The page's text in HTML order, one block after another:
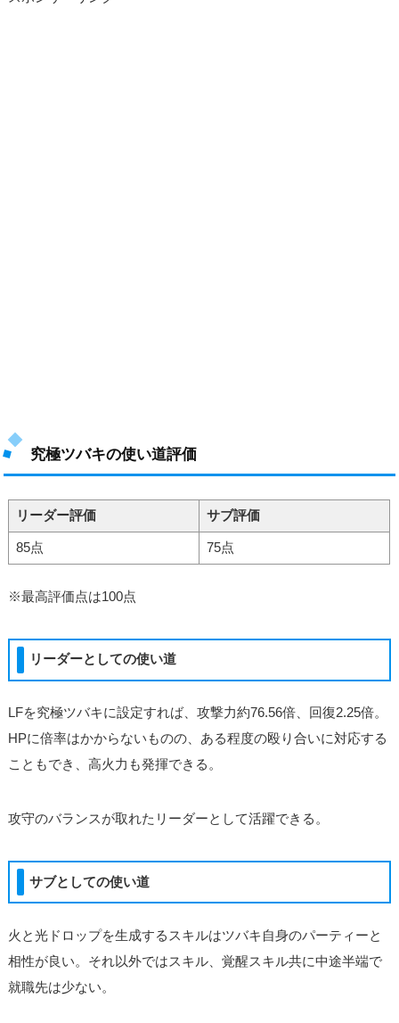
究極ツバキの使い道評価
リーダー評価 サブ評価
85点 75点
※最高評価点は100点
リーダーとしての使い道
LFを究極ツバキに設定すれば、攻撃力約76.56倍、回復2.25倍。
HPに倍率はかからないものの、ある程度の殴り合いに対応する
こともでき、高火力も発揮できる。
攻守のバランスが取れたリーダーとして活躍できる。
サブとしての使い道
火と光ドロップを生成するスキルはツバキ自身のパーティーと
相性が良い。それ以外ではスキル、覚醒スキル共に中途半端で
就職先は少ない。